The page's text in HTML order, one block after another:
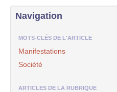
Navigation
MOTS-CLÉS DE L'ARTICLE
Manifestations
Société
ARTICLES DE LA RUBRIQUE